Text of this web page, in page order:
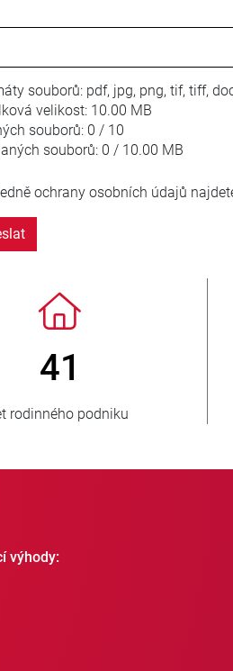
souborů: pdf, jpg, png, tif, tiff,
velikost: 10.00 MB
souborů: 0 / 10
souborů: 0 / 10.00 MB
ochrany osobních údajů
> 3 500 000
prodaných jednotek
výhody: